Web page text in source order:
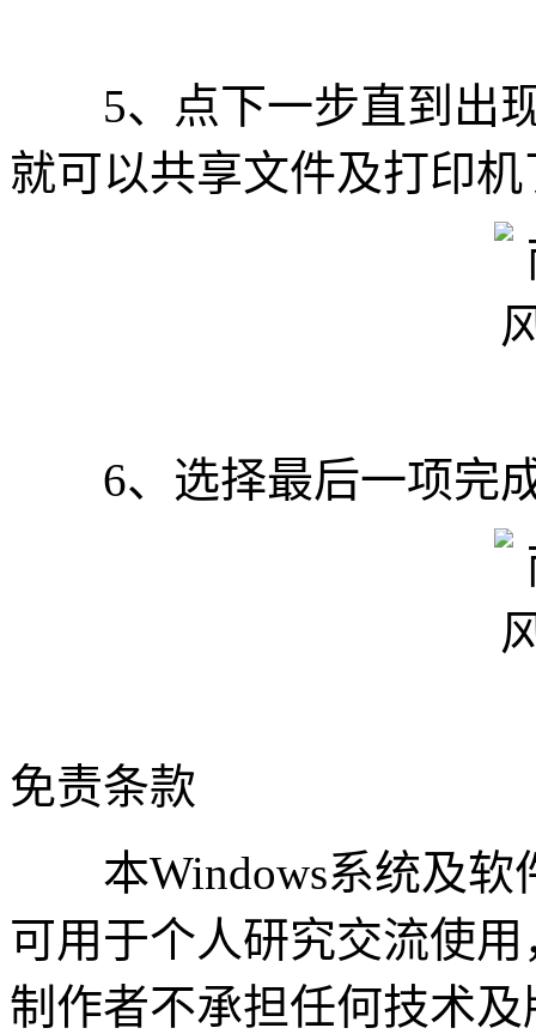
5、点下一步直到出现
就可以共享文件及打印机
6、选择最后一项完
免责条款
本Windows系统及软
可用于个人研究交流使
制作者不承担任何技术